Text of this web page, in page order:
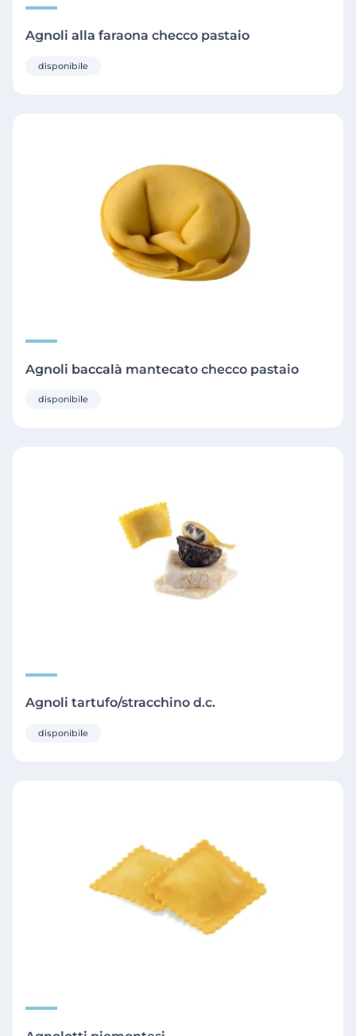
Agnoli alla faraona checco pastaio
disponibile
Agnoli baccalà mantecato checco pastaio
disponibile
Agnoli tartufo/stracchino d.c.
disponibile